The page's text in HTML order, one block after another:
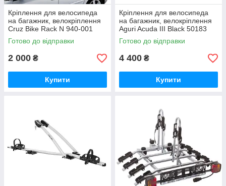
Кріплення для велосипеда
на багажник, велокріплення
Cruz Bike Rack N 940-001
Готово до відправки
2 000 ₴
Купити
Кріплення для велосипеда
на багажник, велокріплення
Aguri Acuda III Black 50183
Готово до відправки
4 400 ₴
Купити